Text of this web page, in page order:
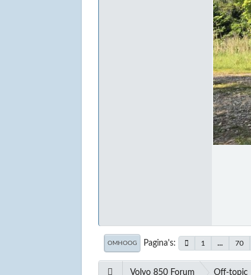
OMHOOG Pagina's 1 ... 70
Volvo 850 Forum Off-topic